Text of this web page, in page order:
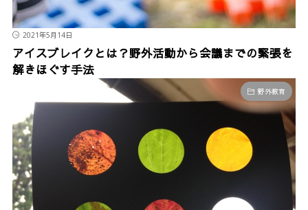
2021年5月14日
アイスブレイクとは？野外活動から会議までの緊張を
解きほぐす手法
野外教育